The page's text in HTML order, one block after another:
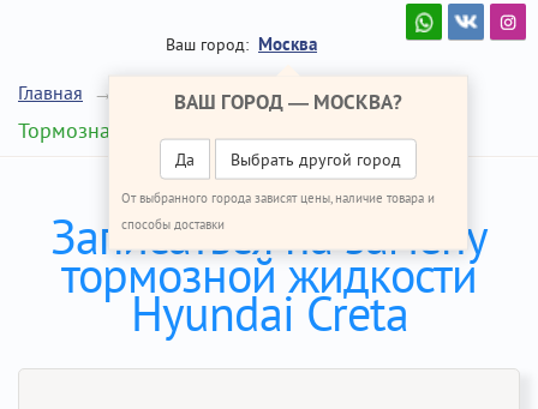
Ваш город: Москва
ВАШ ГОРОД — МОСКВА?
Да Выбрать другой город
От выбранного города зависят цены, наличие товара и
способы доставки
Главная Ремонт Хендай Крета
Тормозная жидкость
Записаться на замену
тормозной жидкости
Hyundai Creta